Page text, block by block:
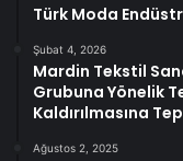
Türk Moda
Şubat 4, 2026
Mardin Tekstil
Grubuna Yönelik
Kaldırılmasına
Ağustos 2, 2025